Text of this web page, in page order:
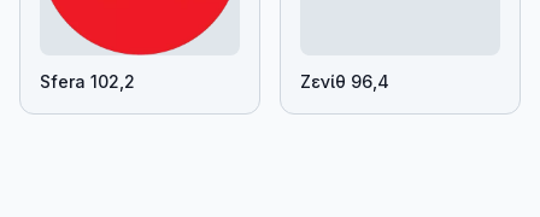
Sfera 102,2 Ζενίθ 96,4